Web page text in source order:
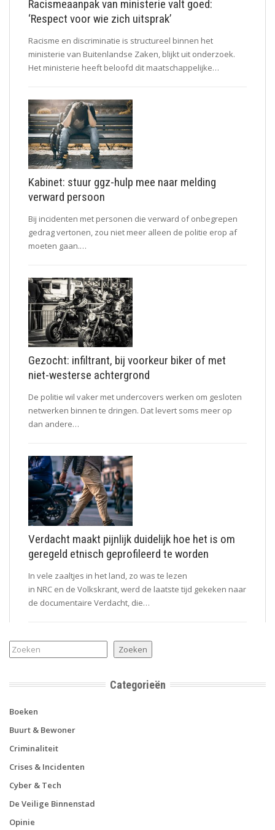
Racismeaanpak van ministerie valt goed:
‘Respect voor wie zich uitsprak’
Racisme en discriminatie is structureel binnen het
ministerie van Buitenlandse Zaken, blijkt uit onderzoek.
Het ministerie heeft beloofd dit maatschappelijke…
Kabinet: stuur ggz-hulp mee naar melding
verward persoon
Bij incidenten met personen die verward of onbegrepen
gedrag vertonen, zou niet meer alleen de politie erop af
moeten gaan.…
Gezocht: infiltrant, bij voorkeur biker of met
niet-westerse achtergrond
De politie wil vaker met undercovers werken om gesloten
netwerken binnen te dringen. Dat levert soms meer op
dan andere…
Verdacht maakt pijnlijk duidelijk hoe het is om
geregeld etnisch geprofileerd te worden
In vele zaaltjes in het land, zo was te lezen
in NRC en de Volkskrant, werd de laatste tijd gekeken naar
de documentaire Verdacht, die…
Zoeken Zoeken
Categorieën
Boeken
Buurt & Bewoner
Criminaliteit
Crises & Incidenten
Cyber & Tech
De Veilige Binnenstad
Opinie